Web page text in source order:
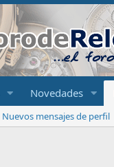
Novedades
Nuevos mensajes de perfil